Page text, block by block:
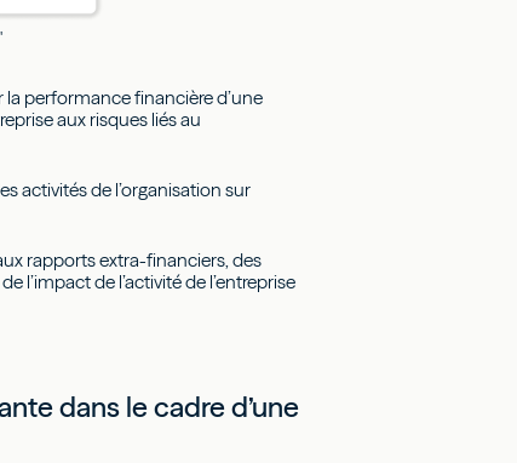
la performance financière d’une
aux risques liés au
activités de l’organisation sur
rapports extra-financiers, des
l’impact de l’activité de l’entreprise
dans le cadre d’une